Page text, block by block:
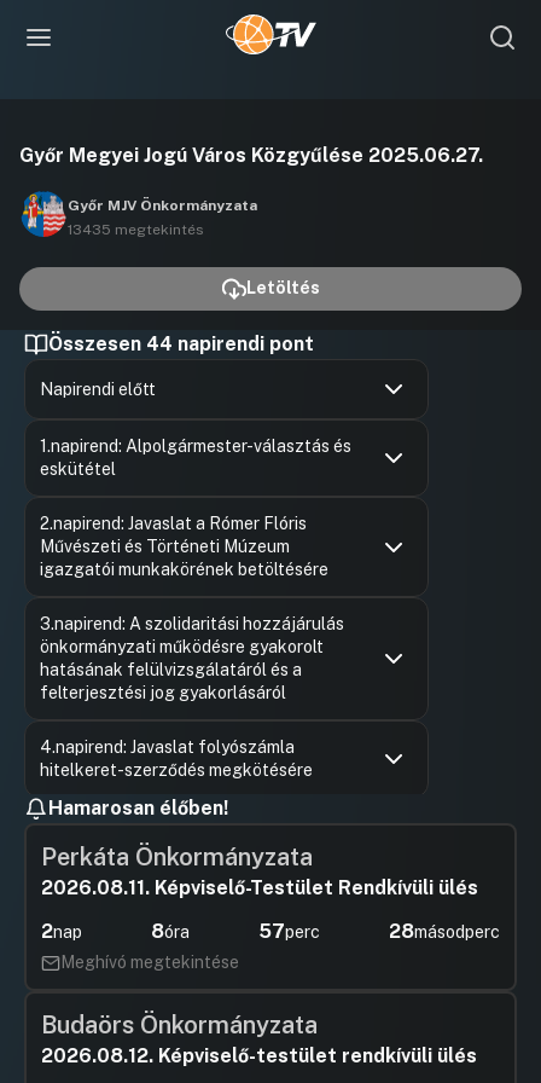
lejátszása
Győr Megyei Jogú Város Közgyűlése 2025.06.27.
Győr MJV Önkormányzata
13435 megtekintés
Letöltés
Összesen 44 napirendi pont
Napirendi előtt
1.napirend: Alpolgármester-választás és
eskütétel
2.napirend: Javaslat a Rómer Flóris
Művészeti és Történeti Múzeum
igazgatói munkakörének betöltésére
3.napirend: A szolidaritási hozzájárulás
önkormányzati működésre gyakorolt
hatásának felülvizsgálatáról és a
felterjesztési jog gyakorlásáról
4.napirend: Javaslat folyószámla
hitelkeret-szerződés megkötésére
HozzászólásokUgrás a napirendi pontra
5.napirend: Javaslat Győr Megyei Jogú
Város Önkormányzata 100%-os
tulajdonában álló gazdasági társaságai
Kormány előzetes hozzájárulását
jóváhagyására
6.napirend: Javaslat Győr Megyei Jogú
Város bérlakás-koncepciójának (2025-
2029) elfogadására
Hamarosan élőben!
Perkáta Önkormányzata
2026.08.11. Képviselő-Testület Rendkívüli ülés
2nap 8óra 57perc 28másodperc
Meghívó megtekintése
Budaörs Önkormányzata
2026.08.12. Képviselő-testület rendkívüli ülés